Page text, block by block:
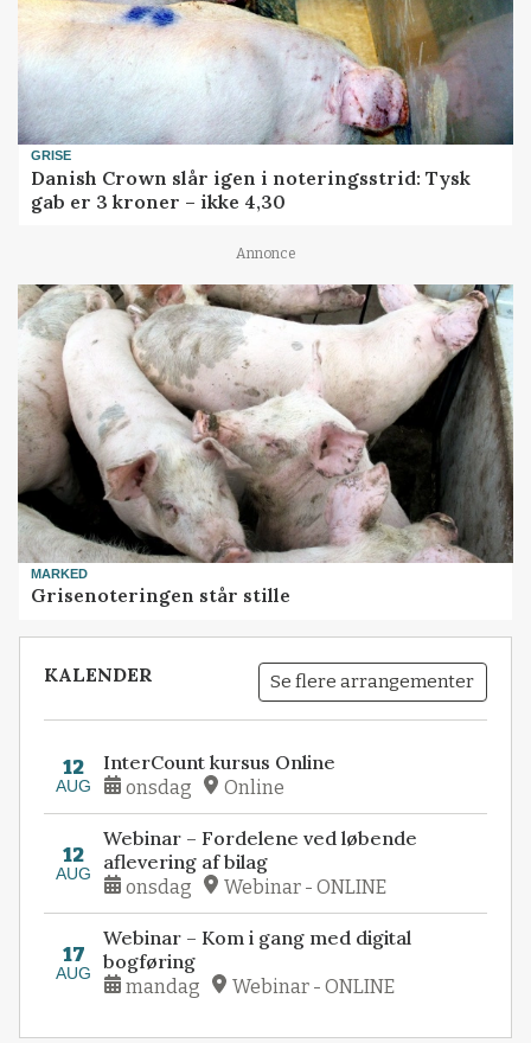
GRISE
Danish Crown slår igen i noteringsstrid: Tysk
gab er 3 kroner – ikke 4,30
Annonce
MARKED
Grisenoteringen står stille
KALENDER Se flere arrangementer
12
AUG
InterCount kursus Online
onsdag Online
12
AUG
Webinar – Fordelene ved løbende
aflevering af bilag
onsdag Webinar - ONLINE
17
AUG
Webinar – Kom i gang med digital
bogføring
mandag Webinar - ONLINE